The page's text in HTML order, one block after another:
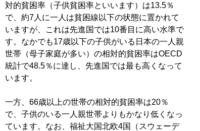
対的貧困率（子供貧困率といいます）は13.5％
で、約7人に一人は貧困線以下の状態に置かれて
いますが、これは先進国では10番目に高い水準で
す。なかでも17歳以下の子供がいる日本の一人親
世帯（母子家庭が多い）の相対的貧困率はOECD
統計で48.5％に達し、先進国では最も高くなって
います。
一方、66歳以上の世帯の相対的貧困率は20％
で、子供のいる一人親世帯よりもかなり低くなっ
ています。なお、福祉大国北欧4国（スウェーデ